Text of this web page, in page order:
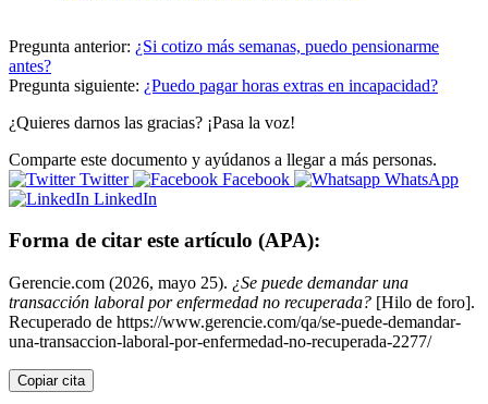
Pregunta anterior: ¿Si cotizo más semanas, puedo pensionarme
antes?
Pregunta siguiente: ¿Puedo pagar horas extras en incapacidad?
¿Quieres darnos las gracias? ¡Pasa la voz!
Comparte este documento y ayúdanos a llegar a más personas.
Twitter
Facebook
WhatsApp
LinkedIn
Forma de citar este artículo (APA):
Gerencie.com (2026, mayo 25). ¿Se puede demandar una
transacción laboral por enfermedad no recuperada? [Hilo de foro].
Recuperado de https://www.gerencie.com/qa/se-puede-demandar-
una-transaccion-laboral-por-enfermedad-no-recuperada-2277/
Copiar cita